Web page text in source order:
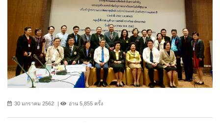
30 มกราคม 2562 อ่าน 5,855 ครั้ง